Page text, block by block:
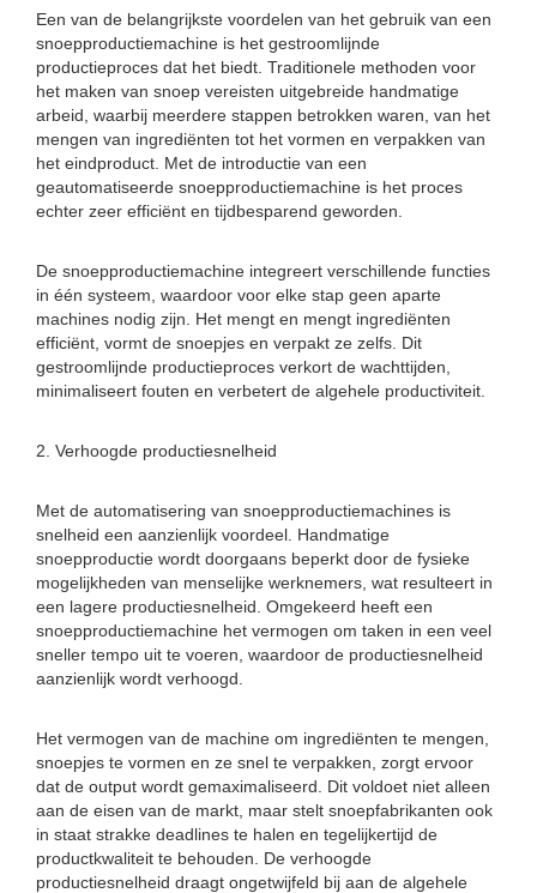
Een van de belangrijkste voordelen van het gebruik van een
snoepproductiemachine is het gestroomlijnde
productieproces dat het biedt. Traditionele methoden voor
het maken van snoep vereisten uitgebreide handmatige
arbeid, waarbij meerdere stappen betrokken waren, van het
mengen van ingrediënten tot het vormen en verpakken van
het eindproduct. Met de introductie van een
geautomatiseerde snoepproductiemachine is het proces
echter zeer efficiënt en tijdbesparend geworden.
De snoepproductiemachine integreert verschillende functies
in één systeem, waardoor voor elke stap geen aparte
machines nodig zijn. Het mengt en mengt ingrediënten
efficiënt, vormt de snoepjes en verpakt ze zelfs. Dit
gestroomlijnde productieproces verkort de wachttijden,
minimaliseert fouten en verbetert de algehele productiviteit.
2. Verhoogde productiesnelheid
Met de automatisering van snoepproductiemachines is
snelheid een aanzienlijk voordeel. Handmatige
snoepproductie wordt doorgaans beperkt door de fysieke
mogelijkheden van menselijke werknemers, wat resulteert in
een lagere productiesnelheid. Omgekeerd heeft een
snoepproductiemachine het vermogen om taken in een veel
sneller tempo uit te voeren, waardoor de productiesnelheid
aanzienlijk wordt verhoogd.
Het vermogen van de machine om ingrediënten te mengen,
snoepjes te vormen en ze snel te verpakken, zorgt ervoor
dat de output wordt gemaximaliseerd. Dit voldoet niet alleen
aan de eisen van de markt, maar stelt snoepfabrikanten ook
in staat strakke deadlines te halen en tegelijkertijd de
productkwaliteit te behouden. De verhoogde
productiesnelheid draagt ​​ongetwijfeld bij aan de algehele